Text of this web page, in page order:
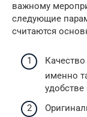
важному
следующие
считаются
именно